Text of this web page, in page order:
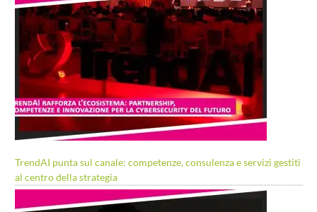
TrendAI punta sul canale: competenze, consulenza e servizi gestiti
al centro della strategia